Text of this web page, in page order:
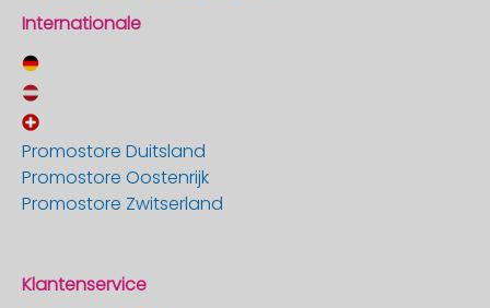
Internationale
Promostore Duitsland
Promostore Oostenrijk
Promostore Zwitserland
Klantenservice